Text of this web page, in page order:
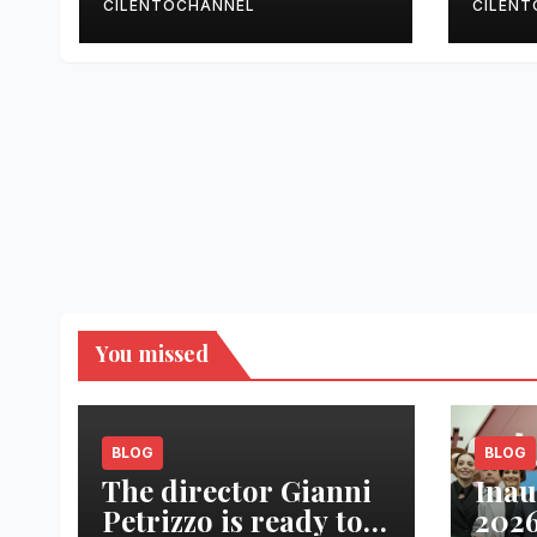
SENZA ARMI E
SENZA PRESIDI”
CILENTOCHANNEL
You missed
BLOG
The director Gianni
Petrizzo is ready to
BLOG